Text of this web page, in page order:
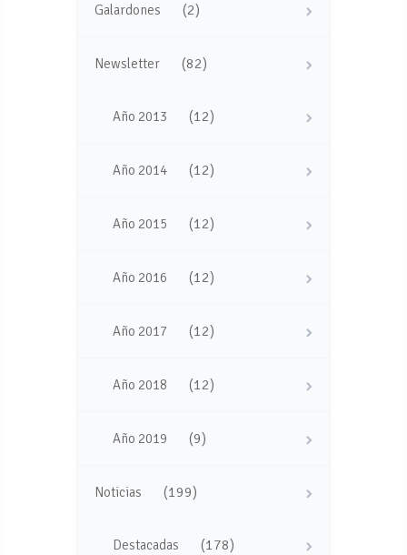
Galardones (2)
Newsletter (82)
Año 2013 (12)
Año 2014 (12)
Año 2015 (12)
Año 2016 (12)
Año 2017 (12)
Año 2018 (12)
Año 2019 (9)
Noticias (199)
Destacadas (178)